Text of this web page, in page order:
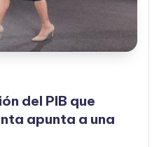
del PIB que
apunta a una